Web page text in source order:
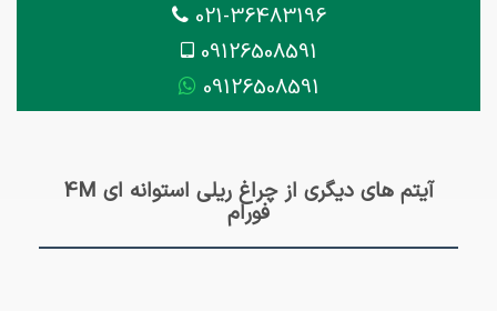
021-36483196
09126508591
09126508591
آیتم های دیگری از چراغ ریلی استوانه ای 4M
فورام